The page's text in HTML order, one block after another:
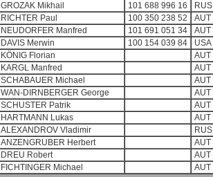
GROZAK Mikhail 101 688 996 16 RUS
RICHTER Paul 100 350 238 52 AUT
NEUDORFER Manfred 101 691 051 34 AUT
DAVIS Merwin 100 154 039 84 USA
KÖNIG Florian AUT
KARGL Manfred AUT
SCHABAUER Michael AUT
WAN-DIRNBERGER George AUT
SCHUSTER Patrik AUT
HARTMANN Lukas AUT
ALEXANDROV Vladimir RUS
ANZENGRUBER Herbert AUT
DREU Robert AUT
FICHTINGER Michael AUT